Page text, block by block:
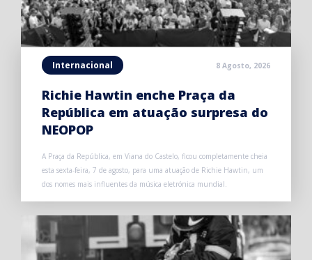
Internacional 8 Agosto, 2026
Richie Hawtin enche Praça da
República em atuação surpresa do
NEOPOP
A Praça da República, em Viana do Castelo, ficou completamente cheia
esta sexta-feira, 7 de agosto, para uma atuação de Richie Hawtin, um
dos nomes mais influentes da música eletrónica mundial.